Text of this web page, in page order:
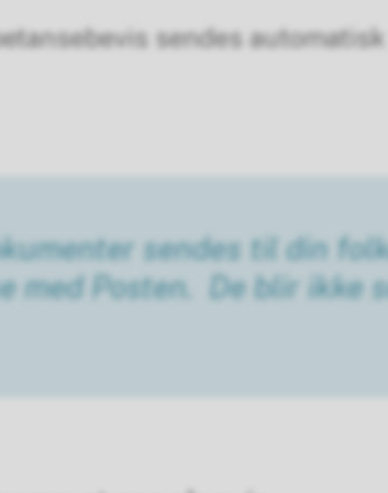
sendes
sendes til din
med Posten. De blir ikke